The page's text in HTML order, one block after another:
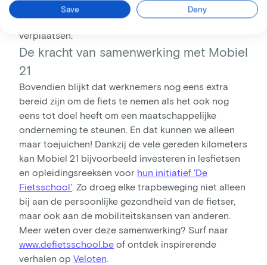
niet alleen voor hun eigen gezondheid, maar ook als
een haalbare en betrouwbare manier om zich te
verplaatsen.
De kracht van samenwerking met Mobiel
21
Bovendien blijkt dat werknemers nog eens extra
bereid zijn om de fiets te nemen als het ook nog
eens tot doel heeft om een maatschappelijke
onderneming te steunen. En dat kunnen we alleen
maar toejuichen! Dankzij de vele gereden kilometers
kan Mobiel 21 bijvoorbeeld investeren in lesfietsen
en opleidingsreeksen voor hun initiatief 'De
Fietsschool'. Zo droeg elke trapbeweging niet alleen
bij aan de persoonlijke gezondheid van de fietser,
maar ook aan de mobiliteitskansen van anderen.
Meer weten over deze samenwerking? Surf naar
www.defietsschool.be of ontdek inspirerende
verhalen op Veloten.
Save Deny